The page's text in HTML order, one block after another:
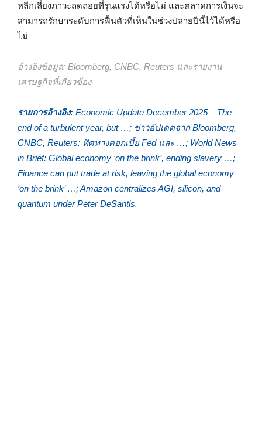
หลีกเลี่ยงภาวะถดถอยที่รุนแรงได้หรือไม่ และตลาดการเงินจะ
สามารถรักษาระดับการฟื้นตัวที่เห็นในช่วงปลายปีนี้ไว้ได้หรือ
ไม่
อ้างอิงข้อมูล: Bloomberg, CNBC, Reuters และรายงาน
เศรษฐกิจที่เกี่ยวข้อง
รายการอ้างอิง: Economic Update December 2025 – The
end of a turbulent year, but …; ข่าวอัปเดตจาก Bloomberg,
CNBC, Reuters: ทิศทางดอกเบี้ย Fed และ …; World News
in Brief: Global economy ‘on the brink’, ending slavery …;
Finance can put trade at risk, leaving the global economy
‘on the brink’ …; Amazon centralizes AGI, silicon, and
quantum under Peter DeSantis.